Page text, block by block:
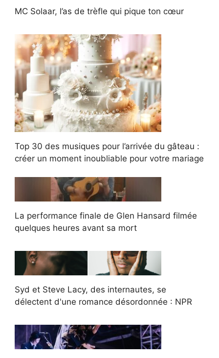
MC Solaar, l’as de trèfle qui pique ton cœur
Top 30 des musiques pour l’arrivée du gâteau :
créer un moment inoubliable pour votre mariage
La performance finale de Glen Hansard filmée
quelques heures avant sa mort
Syd et Steve Lacy, des internautes, se
délectent d'une romance désordonnée : NPR